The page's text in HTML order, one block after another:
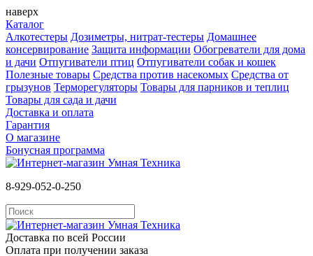
наверх
Каталог
Алкотестеры Дозиметры, нитрат-тестеры Домашнее
консервирование Защита информации Обогреватели для дома
и дачи Отпугиватели птиц Отпугиватели собак и кошек
Полезные товары Средства против насекомых Cредства от
грызунов Терморегуляторы Товары для парников и теплиц
Товары для сада и дачи
Доставка и оплата
Гарантия
О магазине
Бонусная программа
8-929-052-0-250
Доставка по всей России
Оплата при получении заказа